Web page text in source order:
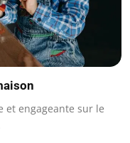
et engageante sur le